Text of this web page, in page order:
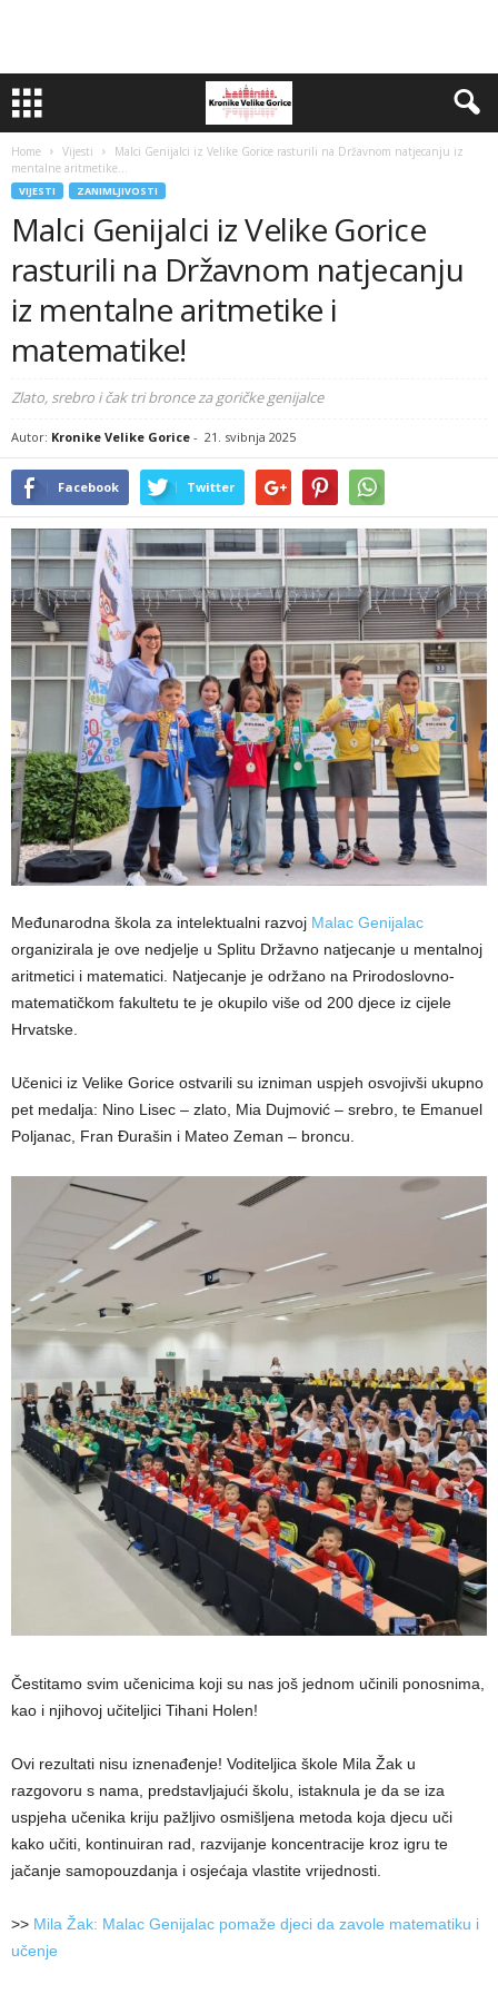
Home Vijesti
Malci Genijalci iz Velike Gorice rasturili na Državnom natjecanju iz
mentalne aritmetike...
VIJESTI ZANIMLJIVOSTI
Malci Genijalci iz Velike Gorice
rasturili na Državnom natjecanju
iz mentalne aritmetike i
matematike!
Zlato, srebro i čak tri bronce za goričke genijalce
Autor: Kronike Velike Gorice - 21. svibnja 2025
Facebook Twitter
Međunarodna škola za intelektualni razvoj Malac Genijalac
organizirala je ove nedjelje u Splitu Državno natjecanje u mentalnoj
aritmetici i matematici. Natjecanje je održano na Prirodoslovno-
matematičkom fakultetu te je okupilo više od 200 djece iz cijele
Hrvatske.
Učenici iz Velike Gorice ostvarili su izniman uspjeh osvojivši ukupno
pet medalja: Nino Lisec – zlato, Mia Dujmović – srebro, te Emanuel
Poljanac, Fran Đurašin i Mateo Zeman – broncu.
Čestitamo svim učenicima koji su nas još jednom učinili ponosnima,
kao i njihovoj učiteljici Tihani Holen!
Ovi rezultati nisu iznenađenje! Voditeljica škole Mila Žak u
razgovoru s nama, predstavljajući školu, istaknula je da se iza
uspjeha učenika kriju pažljivo osmišljena metoda koja djecu uči
kako učiti, kontinuiran rad, razvijanje koncentracije kroz igru te
jačanje samopouzdanja i osjećaja vlastite vrijednosti.
>> Mila Žak: Malac Genijalac pomaže djeci da zavole matematiku i
učenje